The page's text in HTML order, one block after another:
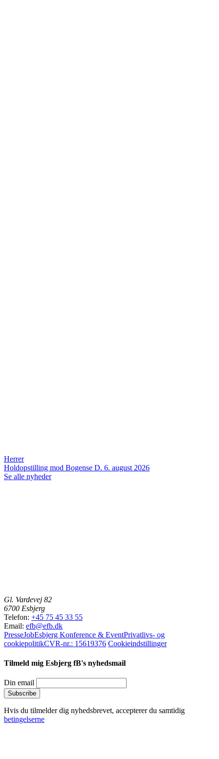
Herrer
Holdopstilling mod Bogense D. 6. august 2026
Se alle nyheder
Gl. Vardevej 82
6700 Esbjerg
Telefon: +45 75 45 33 55
Email: efb@efb.dk
PresseJobEsbjerg Konference & EventPrivatlivs- og
cookiepolitikCVR-nr.: 15619376 Cookieindstillinger
Tilmeld mig Esbjerg fB's nyhedsmail
Din email
Hvis du tilmelder dig nyhedsbrevet, accepterer du samtidig
betingelserne